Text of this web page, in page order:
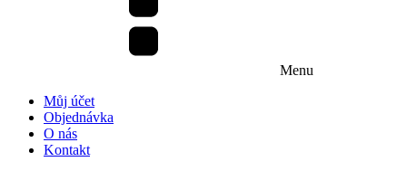
Menu
Můj účet
Objednávka
O nás
Kontakt